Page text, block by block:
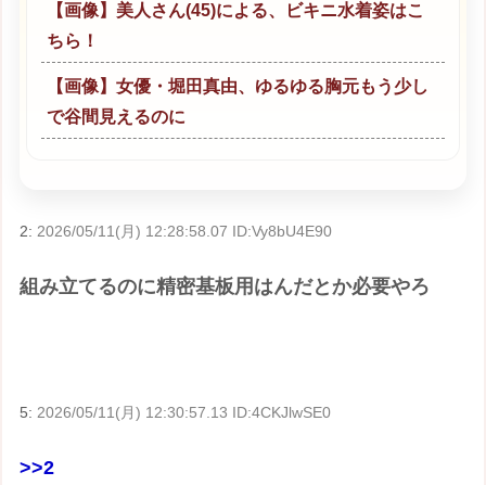
【画像】美人さん(45)による、ビキニ水着姿はこ
ちら！
【画像】女優・堀田真由、ゆるゆる胸元もう少し
で谷間見えるのに
2: 2026/05/11(月) 12:28:58.07 ID:Vy8bU4E90
組み立てるのに精密基板用はんだとか必要やろ
5: 2026/05/11(月) 12:30:57.13 ID:4CKJlwSE0
>>2